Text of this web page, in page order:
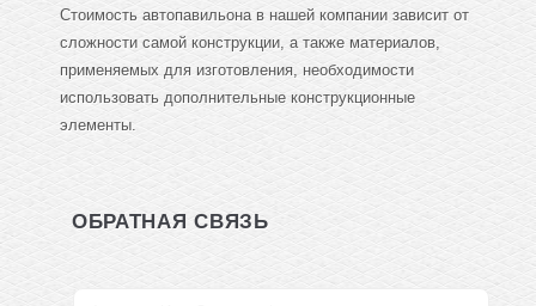
Стоимость автопавильона в нашей компании зависит от
сложности самой конструкции, а также материалов,
применяемых для изготовления, необходимости
использовать дополнительные конструкционные
элементы.
ОБРАТНАЯ СВЯЗЬ